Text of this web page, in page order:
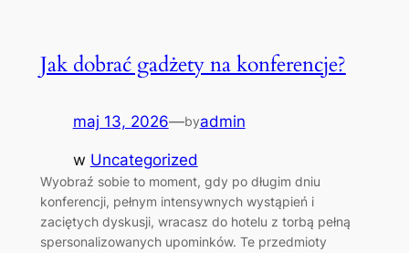
Jak dobrać gadżety na konferencje?
maj 13, 2026—byadmin
w Uncategorized
Wyobraź sobie to moment, gdy po długim dniu
konferencji, pełnym intensywnych wystąpień i
zaciętych dyskusji, wracasz do hotelu z torbą pełną
spersonalizowanych upominków. Te przedmioty